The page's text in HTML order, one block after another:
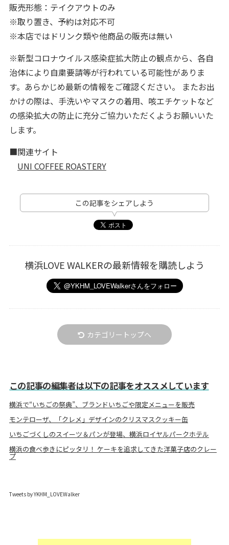
販売形態：テイクアウトのみ
※取り置き、予約は対応不可
※本店ではドリンク類や他商品の販売は無い
※新型コロナウイルス感染症拡大防止の観点から、各自
治体により自粛要請等が行われている可能性がありま
す。あらかじめ最新の情報をご確認ください。 またお出
かけの際は、手洗いやマスクの着用、咳エチケットなど
の感染拡大の防止に充分ご協力いただくようお願いいた
します。
■関連サイト
UNI COFFEE ROASTERY
この記事をシェアしよう
横浜LOVE WALKERの最新情報を購読しよう
カテゴリートップへ
この記事の編集者は以下の記事をオススメしています
横浜で“いちごの祭典”、ブランドいちごや限定メニューを販売
モンテローザ、「クレメ」デザインのクリスマスクッキー缶
いちごづくしのスイーツ＆パンが登場、横浜ロイヤルパークホテル
横浜の食べ歩きにピッタリ！ ケーキを追求してきた洋菓子店のクレー
プ
Tweets by YKHM_LOVEWalker